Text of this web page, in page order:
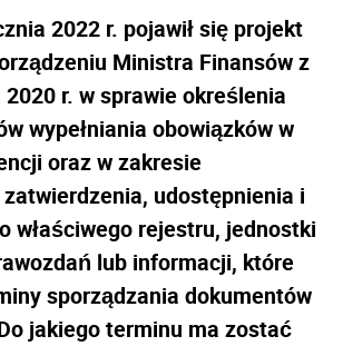
2022 r. pojawił się projekt
Ministra Finansów z
r. w sprawie określenia
wypełniania obowiązków w
oraz w zakresie
udostępnienia i
właściwego rejestru, jednostki
lub informacji, które
sporządzania dokumentów
jakiego terminu ma zostać